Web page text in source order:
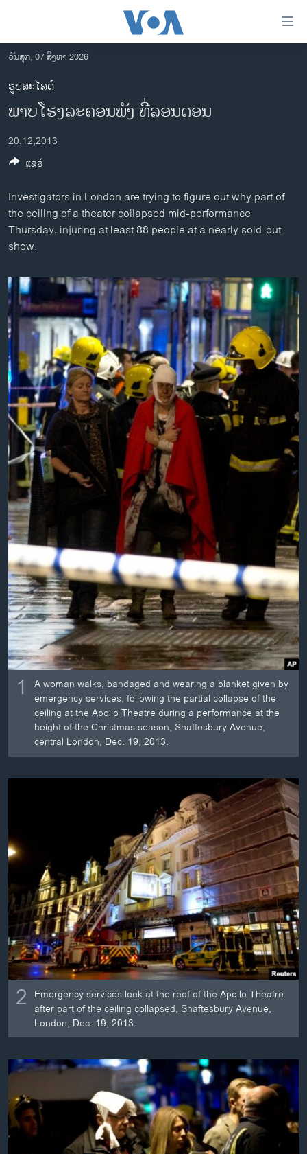
ເຂົ້າ
ຫາ
ຂ້າມ
ຂ້າມ
ໄປ
ຫາ
ຄົ້ນ
ລາວ
ອາເມຣິກາ
ການເລືອກຕັ້ງ ປະທານາທີບໍດີ ສະຫະລັດ 2024
ຂ່າວ​ຈີນ
ໂລກ
ເອເຊຍ
ອິດສະຫຼະພາບດ້ານການຂ່າວ
ຊຸມຊົນຊາວລາວ
ວິທະຍາສາດ-ເທັກໂນໂລຈີ
ທຸລະກິດ
ພາສາອັງກິດ
ວີດີໂອ
ສຽງ
ລາຍການກະຈາຍສຽງ
ລາຍງານ
ຕິດຕາມພວກເຮົາ ທີ່
ພາສາຕ່າງໆ
ວັນສຸກ, 07 ສິງຫາ 2026
ຮູບສະໄລດ໌
ພາບໂຮງລະຄອນພັງ ທີ່ລອນດອນ
20,12,2013
Investigators in London are trying to figure out why part of
the ceiling of a theater collapsed mid-performance
Thursday, injuring at least 88 people at a nearly sold-out
show.
1
A woman walks, bandaged and wearing a blanket given by
emergency services, following the partial collapse of the
ceiling at the Apollo Theatre during a performance at the
height of the Christmas season, Shaftesbury Avenue,
central London, Dec. 19, 2013.
2 Emergency services look at the roof of the Apollo Theatre
after part of the ceiling collapsed, Shaftesbury Avenue,
London, Dec. 19, 2013.
ແຊຣ໌